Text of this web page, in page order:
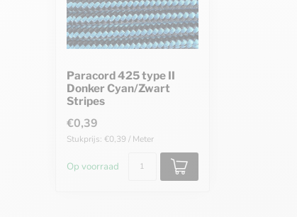
Paracord 425 type II
Donker Cyan/Zwart
Stripes
€0,39
Stukprijs: €0,39 / Meter
Op voorraad